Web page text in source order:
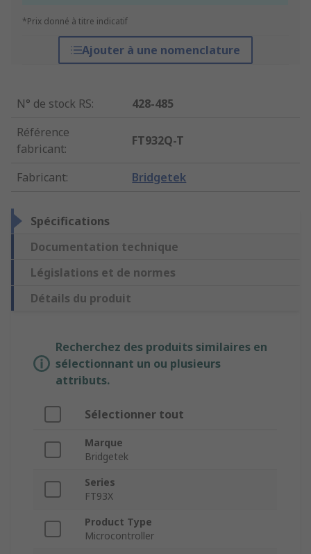
*Prix donné à titre indicatif
Ajouter à une nomenclature
N° de stock RS:
428-485
Référence
fabricant:
FT932Q-T
Fabricant: Bridgetek
Spécifications
Documentation technique
Législations et de normes
Détails du produit
Recherchez des produits similaires en
sélectionnant un ou plusieurs
attributs.
Sélectionner tout
Marque
Bridgetek
Series
FT93X
Product Type
Microcontroller